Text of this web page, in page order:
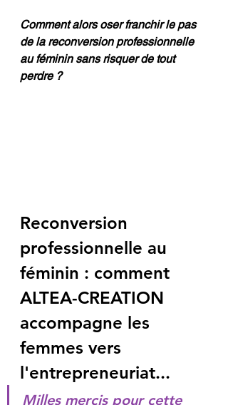
Comment alors oser franchir le pas
de la reconversion professionnelle
au féminin sans risquer de tout
perdre ?
Reconversion
professionnelle au
féminin : comment
ALTEA-CREATION
accompagne les
femmes vers
l'entrepreneuriat...
Milles mercis pour cette